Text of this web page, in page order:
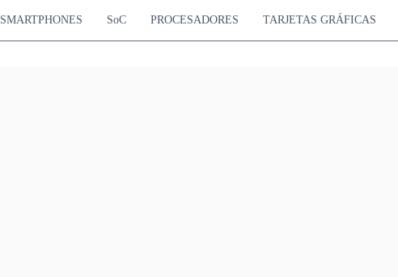
SMARTPHONES SoC PROCESADORES TARJETAS GRÁFICAS